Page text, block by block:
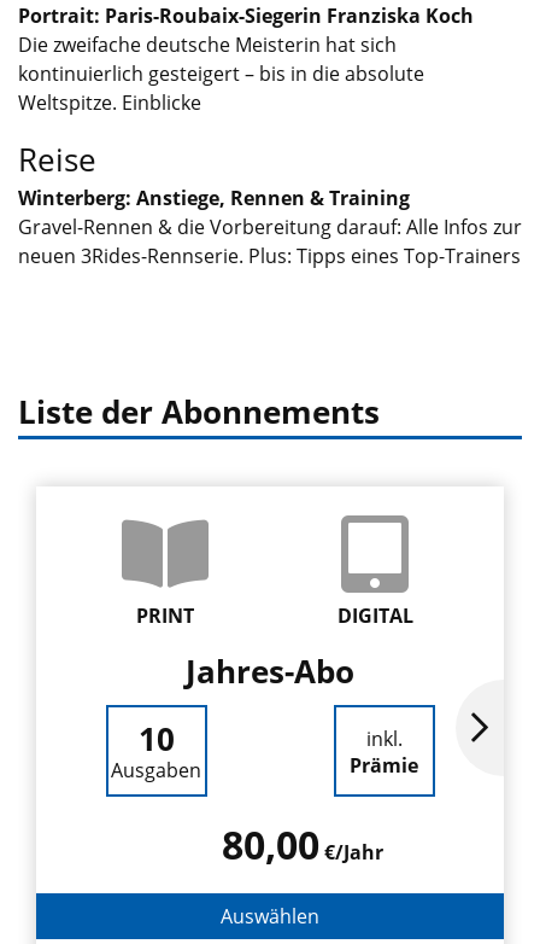
Portrait: Paris-Roubaix-Siegerin Franziska Koch
Die zweifache deutsche Meisterin hat sich
kontinuierlich gesteigert – bis in die absolute
Weltspitze. Einblicke
Reise
Winterberg: Anstiege, Rennen & Training
Gravel-Rennen & die Vorbereitung darauf: Alle Infos zur
neuen 3Rides-Rennserie. Plus: Tipps eines Top-Trainers
Liste der Abonnements
PRINT DIGITAL
Jahres-Abo
10
Ausgaben
inkl.
Prämie
80,00€/Jahr
Auswählen